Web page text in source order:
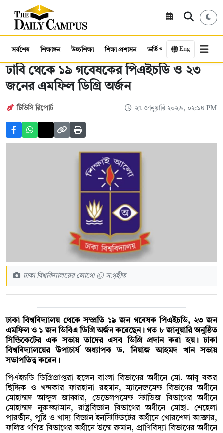
সর্বশেষ শিক্ষাঙ্গন উচ্চশিক্ষা শিক্ষা প্রশাসন ভর্তি পরীক্ষা কর্মসংস্থান
Eng
ঢাবি থেকে ১৯ গবেষকের পিএইচডি ও ২৩
জনের এমফিল ডিগ্রি অর্জন
টিডিসি রিপোর্ট ২৭ জানুয়ারি ২০২৬, ০২:১৪ PM
ঢাকা বিশ্ববিদ্যালয়ের লোগো © সংগৃহীত
ঢাকা বিশ্ববিদ্যালয় থেকে সম্প্রতি ১৯ জন গবেষক পিএইচডি, ২৩ জন
এমফিল ও ১ জন ডিবিএ ডিগ্রি অর্জন করেছেন। গত ৮ জানুয়ারি অনুষ্ঠিত
সিন্ডিকেটের এক সভায় তাদের এসব ডিগ্রি প্রদান করা হয়। ঢাকা
বিশ্ববিদ্যালয়ের উপাচার্য অধ্যাপক ড. নিয়াজ আহমদ খান সভায়
সভাপতিত্ব করেন।
পিএইচডি ডিগ্রিপ্রাপ্তরা হলেন বাংলা বিভাগের অধীনে মো. আবু বকর
ছিদ্দিক ও খন্দকার ফারহানা রহমান, ম্যানেজমেন্ট বিভাগের অধীনে
মোহাম্মদ আব্দুল জাব্বার, ডেভেলপমেন্ট স্টাডিজ বিভাগের অধীনে
মোহাম্মদ নূরুজ্জামান, রাষ্ট্রবিজ্ঞান বিভাগের অধীনে মোছা. শেহেলা
পারভীন, পুষ্টি ও খাদ্য বিজ্ঞান ইনস্টিটিউটের অধীনে খোরশেদা আক্তার,
ফলিত গণিত বিভাগের অধীনে উম্মে রুমান, প্রাণিবিদ্যা বিভাগের অধীনে